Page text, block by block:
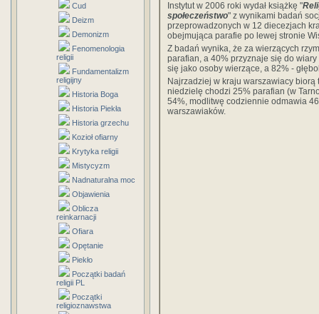
Cud
Deizm
Demonizm
Fenomenologia
religii
Fundamentalizm
religijny
Historia Boga
Historia Piekła
Historia grzechu
Kozioł ofiarny
Krytyka religii
Mistycyzm
Nadnaturalna moc
Objawienia
Oblicza
reinkarnacji
Ofiara
Opętanie
Piekło
Początki badań
religii PL
Początki
religioznawstwa
Instytut w 2006 roki wydał książkę "
społeczeństwo" z wynikami badań
przeprowadzonych w 12 diecezjach
obejmująca parafie po lewej stronie
Z badań wynika, że za wierzących
parafian, a 40% przyznaje się do
się jako osoby wierzące, a 82% -
Najrzadziej w kraju warszawiacy biorą
niedzielę chodzi 25% parafian (w
54%, modlitwę codziennie odmawia
warszawiaków.